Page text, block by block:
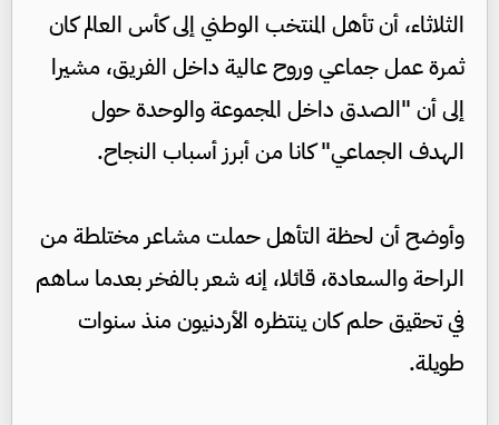
الثلاثاء، أن تأهل المنتخب الوطني إلى كأس العالم كان
ثمرة عمل جماعي وروح عالية داخل الفريق، مشيرا
إلى أن "الصدق داخل المجموعة والوحدة حول
الهدف الجماعي" كانا من أبرز أسباب النجاح.
وأوضح أن لحظة التأهل حملت مشاعر مختلطة من
الراحة والسعادة، قائلا، إنه شعر بالفخر بعدما ساهم
في تحقيق حلم كان ينتظره الأردنيون منذ سنوات
طويلة.